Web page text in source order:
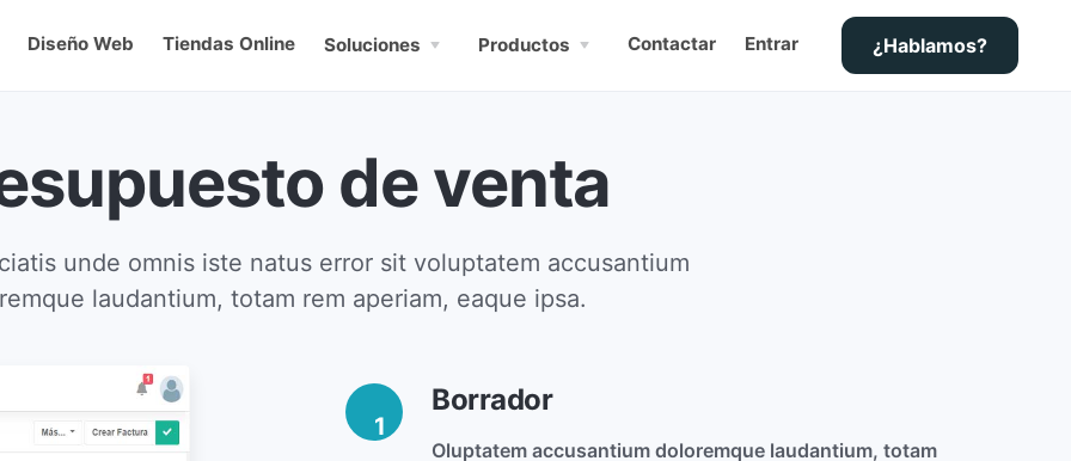
¿Hablamos?
Diseño Web Tiendas Online Soluciones Productos Contactar Entrar
de venta
unde omnis iste natus error sit voluptatem accusantium
laudantium, totam rem aperiam, eaque ipsa.
1
Borrador
Oluptatem accusantium doloremque laudantium, totam